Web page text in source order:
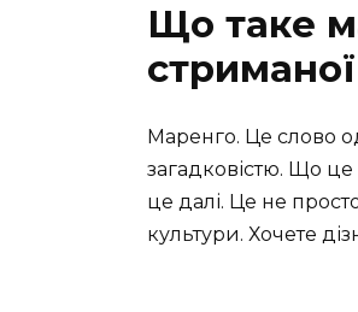
Що таке
Маренго. Це слово
загадковістю. Що це
це далі. Це не
культури. Хочете